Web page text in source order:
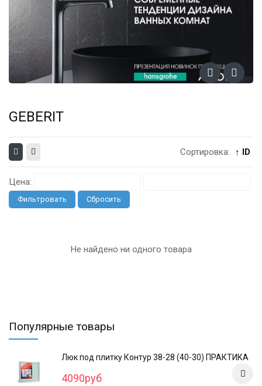
GEBERIT
Сортировка: ↑ ID
Цена:
Фильтровать Сбросить
Не найдено ни одного товара
Популярные товары
Люк под плитку Контур 38-28 (40-30) ПРАКТИКА
4090руб